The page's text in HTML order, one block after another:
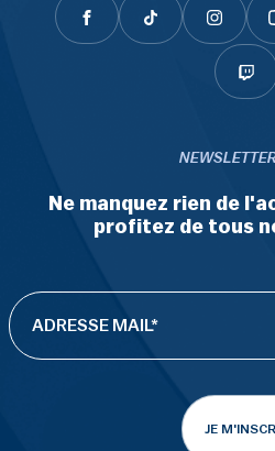
Ne manquez rien de
profitez de tous
JE